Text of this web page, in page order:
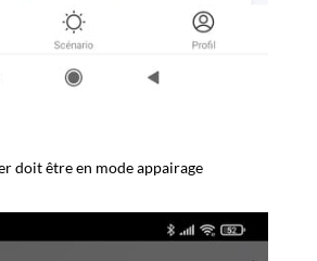
doit être en mode appairage